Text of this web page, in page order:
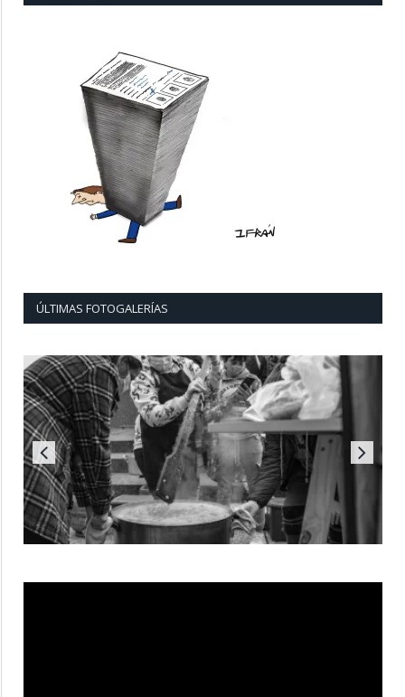
ÚLTIMAS FOTOGALERÍAS